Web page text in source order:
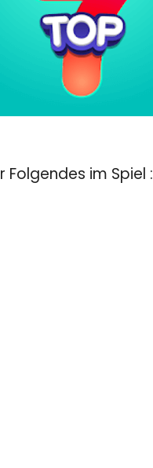
Folgendes im Spiel :